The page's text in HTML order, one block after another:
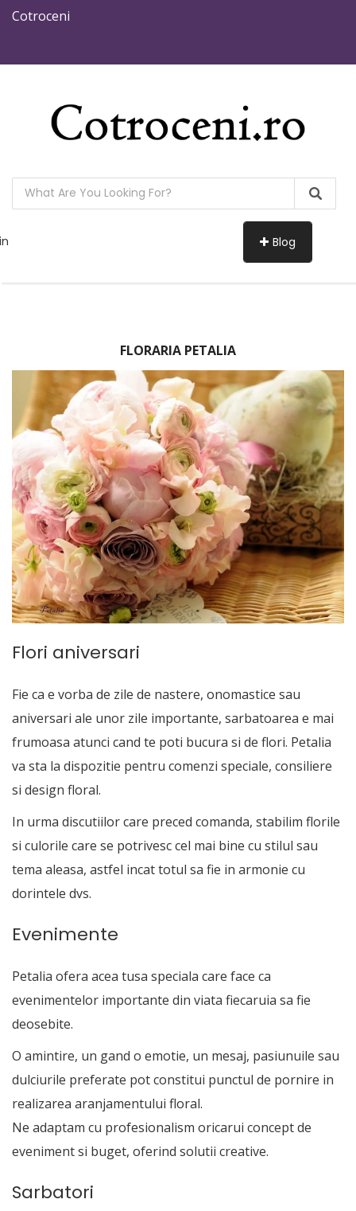
Cotroceni
Blog
FLORARIA PETALIA
Flori aniversari
Fie ca e vorba de zile de nastere, onomastice sau
aniversari ale unor zile importante, sarbatoarea e mai
frumoasa atunci cand te poti bucura si de flori. Petalia
va sta la dispozitie pentru comenzi speciale, consiliere
si design floral.
In urma discutiilor care preced comanda, stabilim florile
si culorile care se potrivesc cel mai bine cu stilul sau
tema aleasa, astfel incat totul sa fie in armonie cu
dorintele dvs.
Evenimente
Petalia ofera acea tusa speciala care face ca
evenimentelor importante din viata fiecaruia sa fie
deosebite.
O amintire, un gand o emotie, un mesaj, pasiunuile sau
dulciurile preferate pot constitui punctul de pornire in
realizarea aranjamentului floral.
Ne adaptam cu profesionalism oricarui concept de
eveniment si buget, oferind solutii creative.
Sarbatori